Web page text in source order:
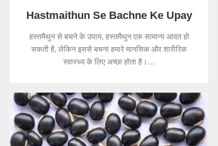
Hastmaithun Se Bachne Ke Upay
हस्तमैथुन से बचने के उपाय, हस्तमैथुन एक सामान्य आदत हो
सकती है, लेकिन इससे बचना हमारे मानसिक और शारीरिक
स्वास्थ्य के लिए अच्छा होता है।…